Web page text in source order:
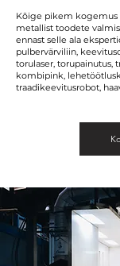
Kõige pikem
metallist toodete
ennast selle ala
pulbervärviliin,
torulaser, torupainutus,
kombipink,
traadikeevitusrobot,